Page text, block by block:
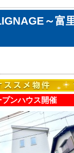
～富
プンハウス開催